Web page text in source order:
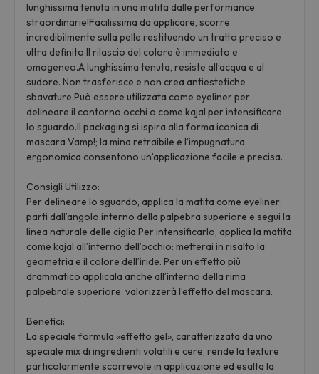
lunghissima tenuta in una matita dalle performance
straordinarie!Facilissima da applicare, scorre
incredibilmente sulla pelle restituendo un tratto preciso e
ultra definito.Il rilascio del colore è immediato e
omogeneo.A lunghissima tenuta, resiste all’acqua e al
sudore. Non trasferisce e non crea antiestetiche
sbavature.Può essere utilizzata come eyeliner per
delineare il contorno occhi o come kajal per intensificare
lo sguardo.Il packaging si ispira alla forma iconica di
mascara Vamp!; la mina retraibile e l’impugnatura
ergonomica consentono un’applicazione facile e precisa.
Consigli Utilizzo:
Per delineare lo sguardo, applica la matita come eyeliner:
parti dall’angolo interno della palpebra superiore e segui la
linea naturale delle ciglia.Per intensificarlo, applica la matita
come kajal all’interno dell’occhio: metterai in risalto la
geometria e il colore dell’iride. Per un effetto più
drammatico applicala anche all’interno della rima
palpebrale superiore: valorizzerà l’effetto del mascara.
Benefici:
La speciale formula «effetto gel», caratterizzata da uno
speciale mix di ingredienti volatili e cere, rende la texture
particolarmente scorrevole in applicazione ed esalta la